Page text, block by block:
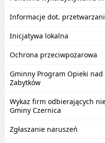
Informacje dot.
Inicjatywa lokalna
Ochrona przeciwpożarowa
Gminny Program Opieki
Zabytków
Wykaz firm odbierających
Gminy Czernica
Zgłaszanie naruszeń